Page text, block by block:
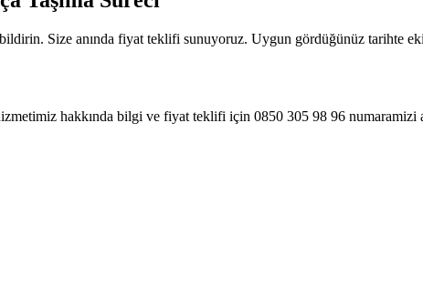
bildirin. Size anında fiyat teklifi sunuyoruz. Uygun gördüğünüz tarihte
hakkında bilgi ve fiyat teklifi için 0850 305 98 96